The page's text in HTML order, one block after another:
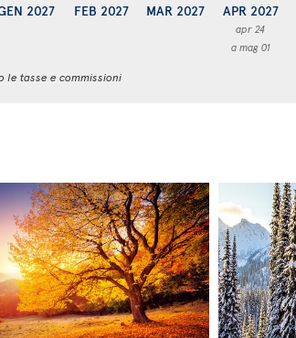
2027 FEB 2027 MAR 2027 APR 2027
apr 24
a mag 01
le tasse e commissioni